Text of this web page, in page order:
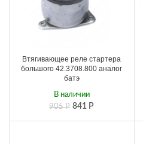
Втягивающее реле стартера
большого 42.3708.800 аналог
батэ
905Р 841 Р
В наличии